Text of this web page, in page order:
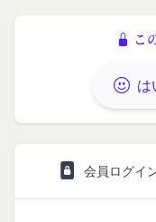
こ
は
会員ログイ
は、下記の窓口
メールによるお
お問い合わせ内
く場合や、ご返
「@goyoh.jp」
るよう、あらか
メールによるお
を負いません。
会員は、会員登
認・登録された
用、管理につい
譲渡、承継、名